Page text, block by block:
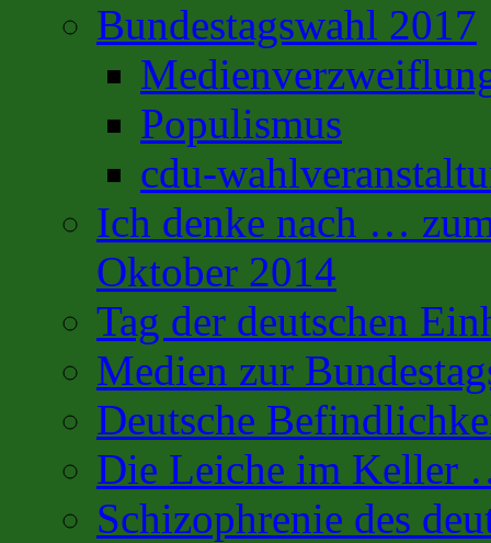
Bundestagswahl 2017
Populismus
cdu-
Ich denke nach …
Oktober 2014
Tag der deutschen
Medien zur
Deutsche
Die Leiche im Keller
Schizophrenie des